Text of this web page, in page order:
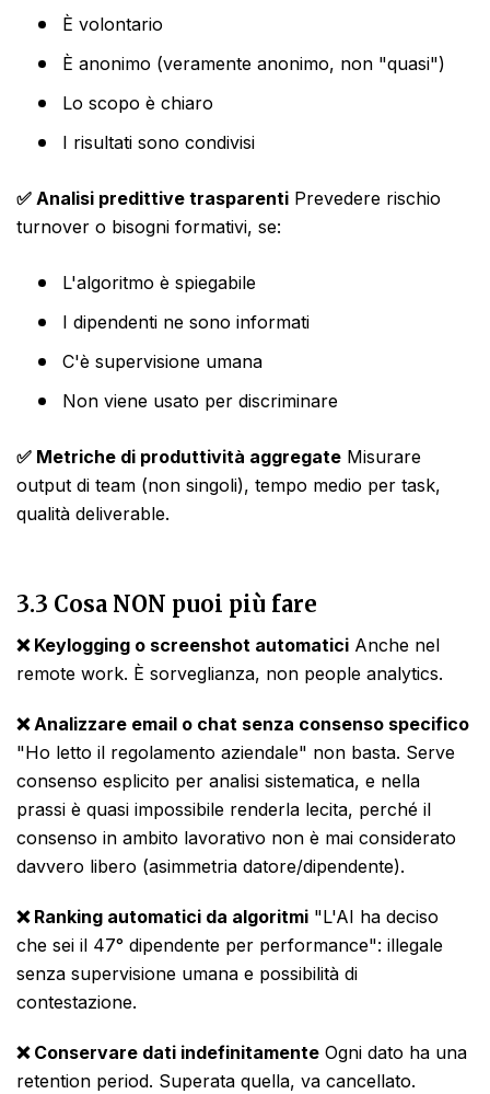
È volontario
È anonimo (veramente anonimo, non "quasi")
Lo scopo è chiaro
I risultati sono condivisi
✅ Analisi predittive trasparenti Prevedere rischio
turnover o bisogni formativi, se:
L'algoritmo è spiegabile
I dipendenti ne sono informati
C'è supervisione umana
Non viene usato per discriminare
✅ Metriche di produttività aggregate Misurare
output di team (non singoli), tempo medio per task,
qualità deliverable.
3.3 Cosa NON puoi più fare
❌ Keylogging o screenshot automatici Anche nel
remote work. È sorveglianza, non people analytics.
❌ Analizzare email o chat senza consenso specifico
"Ho letto il regolamento aziendale" non basta. Serve
consenso esplicito per analisi sistematica, e nella
prassi è quasi impossibile renderla lecita, perché il
consenso in ambito lavorativo non è mai considerato
davvero libero (asimmetria datore/dipendente).
❌ Ranking automatici da algoritmi "L'AI ha deciso
che sei il 47° dipendente per performance": illegale
senza supervisione umana e possibilità di
contestazione.
❌ Conservare dati indefinitamente Ogni dato ha una
retention period. Superata quella, va cancellato.